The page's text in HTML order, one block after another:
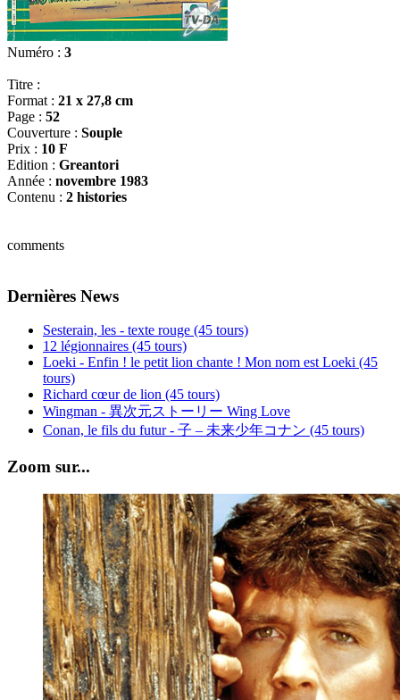
Numéro : 3
Titre :
Format : 21 x 27,8 cm
Page : 52
Couverture : Souple
Prix : 10 F
Edition : Greantori
Année : novembre 1983
Contenu : 2 histories
comments
Dernières News
Sesterain, les - texte rouge (45 tours)
12 légionnaires (45 tours)
Loeki - Enfin ! le petit lion chante ! Mon nom est Loeki (45
tours)
Richard cœur de lion (45 tours)
Wingman - 異次元ストーリー Wing Love
Conan, le fils du futur - 子 – 未来少年コナン (45 tours)
Zoom sur...